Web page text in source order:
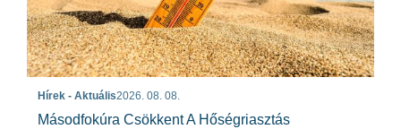
Hírek - Aktuális2026. 08. 08.
Másodfokúra Csökkent A Hőségriasztás